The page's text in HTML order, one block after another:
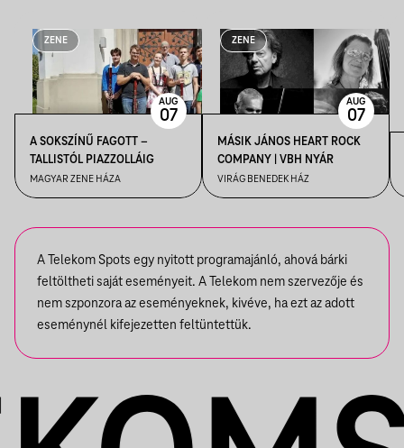
ZENE
A SOKSZÍNŰ FAGOTT –
TALLISTÓL PIAZZOLLÁIG
MAGYAR ZENE HÁZA
AUG
07
ZENE
MÁSIK JÁNOS HEART ROCK
COMPANY | VBH NYÁR
VIRÁG BENEDEK HÁZ
AUG
07
A Telekom Spots egy nyitott programajánló, ahová bárki
feltöltheti saját eseményeit. A Telekom nem szervezője és
nem szponzora az eseményeknek, kivéve, ha ezt az adott
eseménynél kifejezetten feltüntettük.